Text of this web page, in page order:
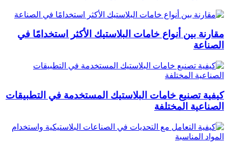
مقارنة بين أنواع خامات البلاستيك الأكثر استخدامًا في
الصناعة
كيفية تصنيع خامات البلاستيك المستخدمة في التطبيقات
الصناعية المختلفة